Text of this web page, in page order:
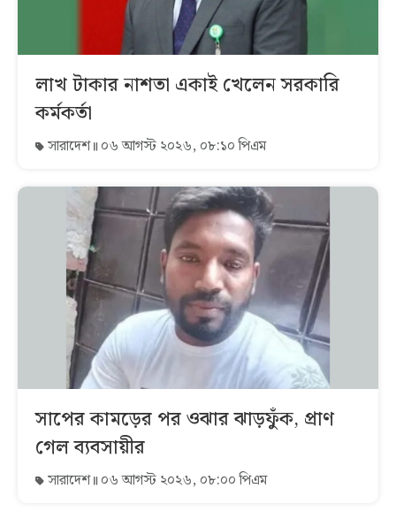
লাখ টাকার নাশতা একাই খেলেন সরকারি
কর্মকর্তা
সারাদেশ ০৬ আগস্ট ২০২৬, ০৮:১০ পিএম
সাপের কামড়ের পর ওঝার ঝাড়ফুঁক, প্রাণ
গেল ব্যবসায়ীর
সারাদেশ ০৬ আগস্ট ২০২৬, ০৮:০০ পিএম